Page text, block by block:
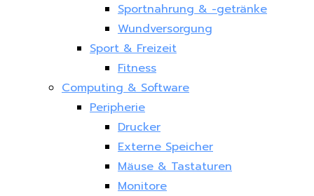
Sportnahrung & -getränke
Wundversorgung
Sport & Freizeit
Fitness
Computing & Software
Peripherie
Drucker
Externe Speicher
Mäuse & Tastaturen
Monitore